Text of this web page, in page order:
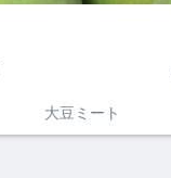
大豆ミート